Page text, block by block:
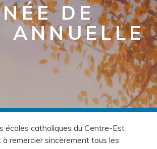
DE
ANNUELLE
écoles catholiques du Centre-Est
remercier sincèrement tous les